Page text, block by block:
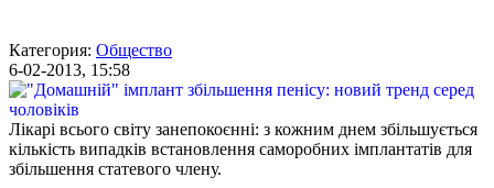
Категория: Общество
6-02-2013, 15:58
Лікарі всього світу занепокоєнні: з кожним днем збільшується
кількість випадків встановлення саморобних імплантатів для
збільшення статевого члену.